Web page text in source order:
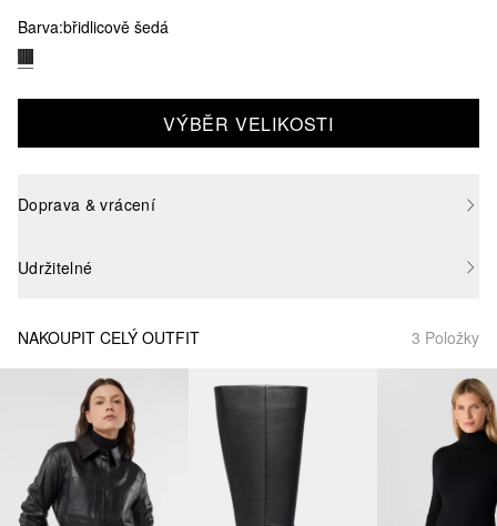
Barva:břidlicově šedá
VÝBĚR VELIKOSTI
Doprava & vrácení
Udržitelné
NAKOUPIT CELÝ OUTFIT 3 Položky